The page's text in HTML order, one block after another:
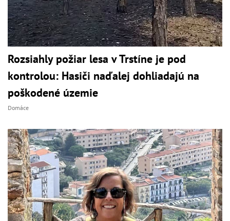
Rozsiahly požiar lesa v Trstíne je pod
kontrolou: Hasiči naďalej dohliadajú na
poškodené územie
Domáce